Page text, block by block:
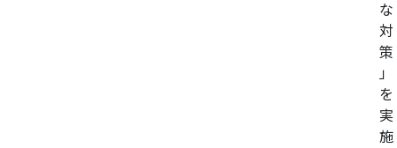
な
対
策
」
を
実
施